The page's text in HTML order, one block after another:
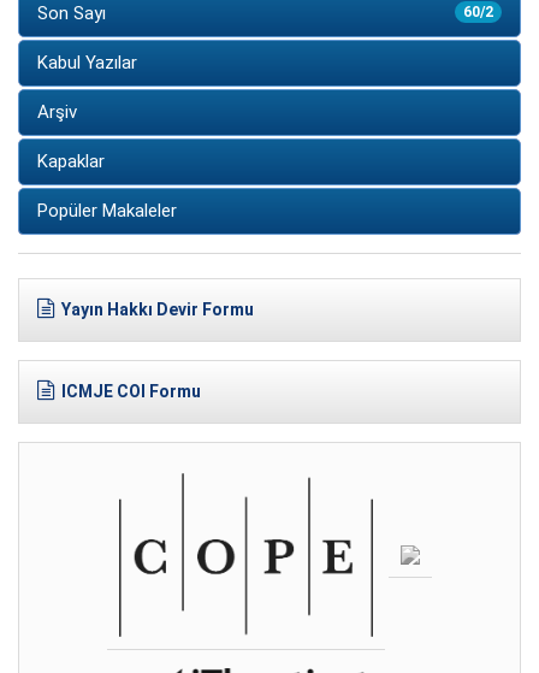
60/2
Son Sayı
Kabul Yazılar
Arşiv
Kapaklar
Popüler Makaleler
Yayın Hakkı Devir Formu
ICMJE COI Formu